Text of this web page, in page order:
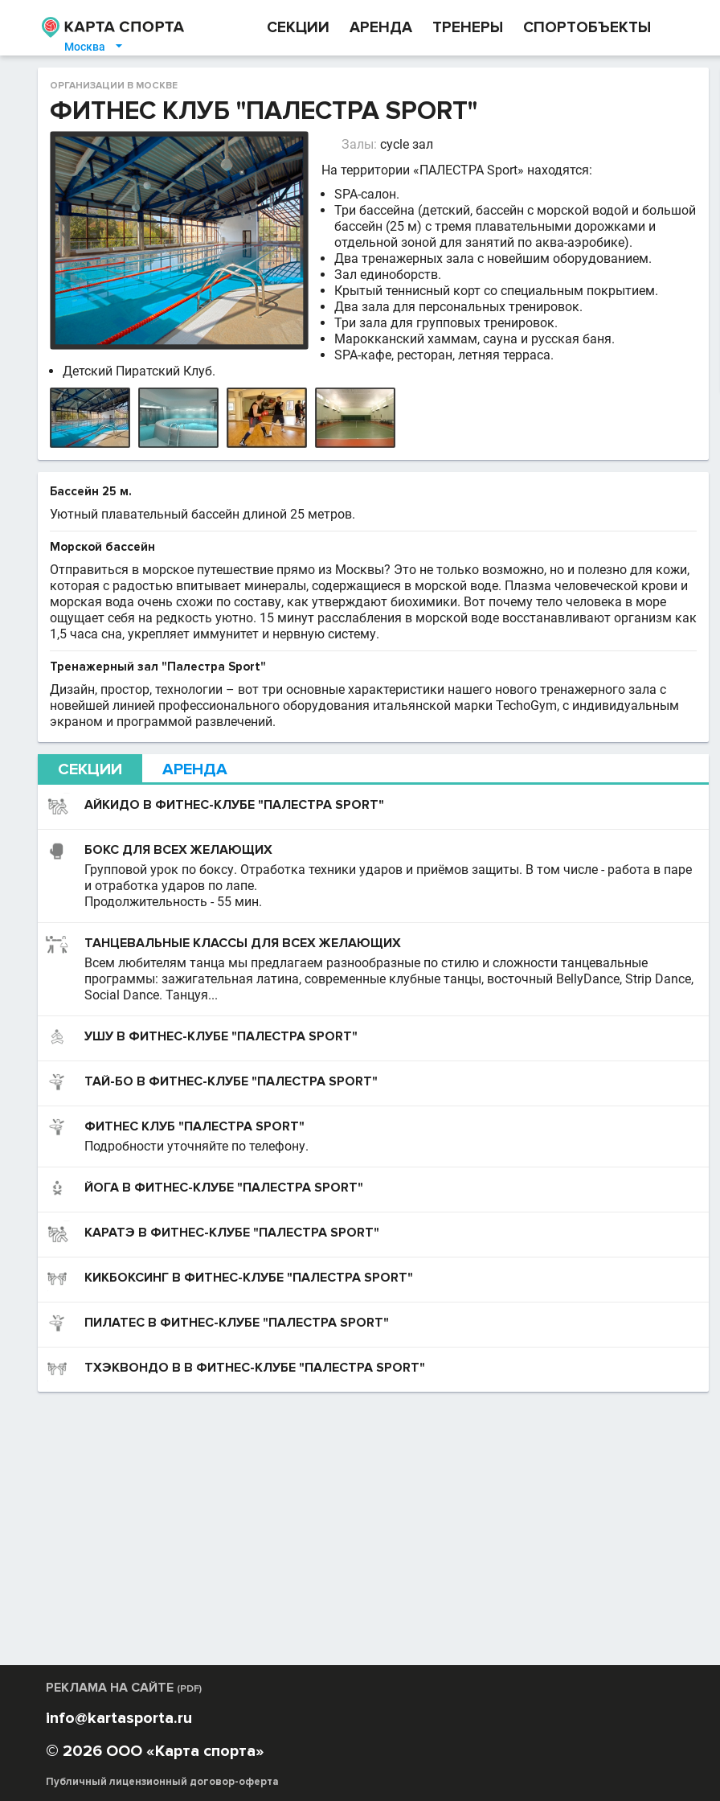
Москва 
СЕКЦИИ АРЕНДА ТРЕНЕРЫ СПОРТОБЪЕКТЫ
ОРГАНИЗАЦИИ В МОСКВЕ
ФИТНЕС КЛУБ "ПАЛЕСТРА SPORT"
Залы: cycle зал
На территории «ПАЛЕСТРА Sport» находятся:
SPA-салон.
Три бассейна (детский, бассейн с морской водой и большой
бассейн (25 м) с тремя плавательными дорожками и
отдельной зоной для занятий по аква-аэробике).
Два тренажерных зала с новейшим оборудованием.
Зал единоборств.
Крытый теннисный корт со специальным покрытием.
Два зала для персональных тренировок.
Три зала для групповых тренировок.
Марокканский хаммам, сауна и русская баня.
SPA-кафе, ресторан, летняя терраса.
Детский Пиратский Клуб.
Бассейн 25 м.
Уютный плавательный бассейн длиной 25 метров.
Морской бассейн
Отправиться в морское путешествие прямо из Москвы? Это не только возможно, но и полезно для кожи,
которая с радостью впитывает минералы, содержащиеся в морской воде. Плазма человеческой крови и
морская вода очень схожи по составу, как утверждают биохимики. Вот почему тело человека в море
ощущает себя на редкость уютно. 15 минут расслабления в морской воде восстанавливают организм как
1,5 часа сна, укрепляет иммунитет и нервную систему.
Тренажерный зал "Палестра Sport"
Дизайн, простор, технологии – вот три основные характеристики нашего нового тренажерного зала с
новейшей линией профессионального оборудования итальянской марки TechoGym, с индивидуальным
экраном и программой развлечений.
СЕКЦИИ АРЕНДА
АЙКИДО В ФИТНЕС-КЛУБЕ "ПАЛЕСТРА SPORT"
БОКС ДЛЯ ВСЕХ ЖЕЛАЮЩИХ
Групповой урок по боксу. Отработка техники ударов и приёмов защиты. В том числе - работа в паре
и отработка ударов по лапе.
Продолжительность - 55 мин.
ТАНЦЕВАЛЬНЫЕ КЛАССЫ ДЛЯ ВСЕХ ЖЕЛАЮЩИХ
Всем любителям танца мы предлагаем разнообразные по стилю и сложности танцевальные
программы: зажигательная латина, современные клубные танцы, восточный BellyDance, Strip Dance,
Social Dance. Танцуя...
УШУ В ФИТНЕС-КЛУБЕ "ПАЛЕСТРА SPORT"
ТАЙ-БО В ФИТНЕС-КЛУБЕ "ПАЛЕСТРА SPORT"
ФИТНЕС КЛУБ "ПАЛЕСТРА SPORT"
Подробности уточняйте по телефону.
ЙОГА В ФИТНЕС-КЛУБЕ "ПАЛЕСТРА SPORT"
КАРАТЭ В ФИТНЕС-КЛУБЕ "ПАЛЕСТРА SPORT"
КИКБОКСИНГ В ФИТНЕС-КЛУБЕ "ПАЛЕСТРА SPORT"
ПИЛАТЕС В ФИТНЕС-КЛУБЕ "ПАЛЕСТРА SPORT"
ТХЭКВОНДО В В ФИТНЕС-КЛУБЕ "ПАЛЕСТРА SPORT"
РЕКЛАМА НА САЙТЕ (PDF)
info@kartasporta.ru
© 2026 ООО «Карта спорта»
Публичный лицензионный договор-оферта